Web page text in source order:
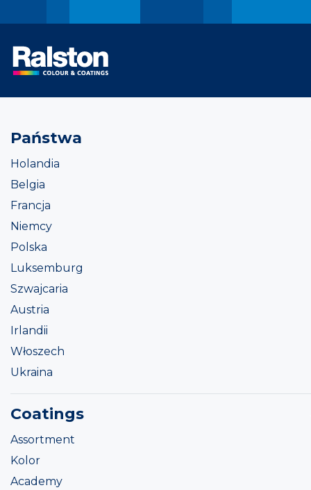
Państwa
Holandia
Belgia
Francja
Niemcy
Polska
Luksemburg
Szwajcaria
Austria
Irlandii
Włoszech
Ukraina
Coatings
Assortment
Kolor
Academy